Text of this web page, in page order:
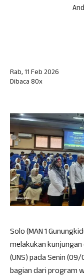
Rab, 11 Feb 2026
Dibaca 80x
Solo (MAN 1
melakukan
(UNS) pada Senin
bagian dari program